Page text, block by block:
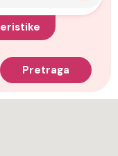
Pretraga